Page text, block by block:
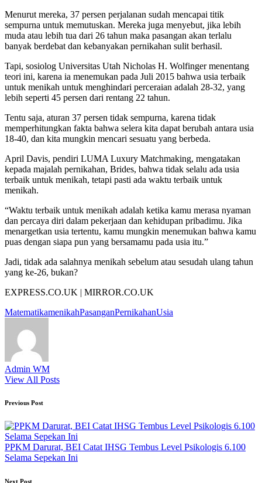
Menurut mereka, 37 persen perjalanan sudah mencapai titik
sempurna untuk memutuskan. Mereka juga menyebut, jika lebih
muda atau lebih tua dari 26 tahun maka pasangan akan terlalu
banyak berdebat dan kebanyakan pernikahan sulit berhasil.
Tapi, sosiolog Universitas Utah Nicholas H. Wolfinger menentang
teori ini, karena ia menemukan pada Juli 2015 bahwa usia terbaik
untuk menikah untuk menghindari perceraian adalah 28-32, yang
lebih seperti 45 persen dari rentang 22 tahun.
Tentu saja, aturan 37 persen tidak sempurna, karena tidak
memperhitungkan fakta bahwa selera kita dapat berubah antara usia
18-40, dan kita mungkin mencari sesuatu yang berbeda.
April Davis, pendiri LUMA Luxury Matchmaking, mengatakan
kepada majalah pernikahan, Brides, bahwa tidak selalu ada usia
terbaik untuk menikah, tetapi pasti ada waktu terbaik untuk
menikah.
“Waktu terbaik untuk menikah adalah ketika kamu merasa nyaman
dan percaya diri dalam pekerjaan dan kehidupan pribadimu. Jika
menargetkan usia tertentu, kamu mungkin menemukan bahwa kamu
puas dengan siapa pun yang bersamamu pada usia itu.”
Jadi, tidak ada salahnya menikah sebelum atau sesudah ulang tahun
yang ke-26, bukan?
EXPRESS.CO.UK | MIRROR.CO.UK
Tags:
MatematikamenikahPasanganPernikahanUsia
Admin WM
View All Posts
Post
navigation
Previous Post
PPKM Darurat, BEI Catat IHSG Tembus Level Psikologis 6.100
Selama Sepekan Ini
Next Post